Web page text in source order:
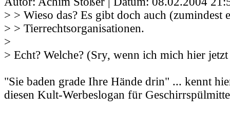
> > Wieso das? Es gibt doch auch (zumindest
> > Tierrechtsorganisationen.
>
> Echt? Welche? (Sry, wenn ich mich hier
"Sie baden grade Ihre Hände drin" ... kennt
diesen Kult-Werbeslogan für